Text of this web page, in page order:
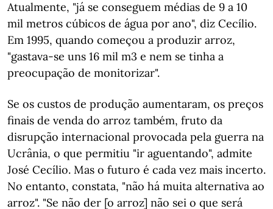
Atualmente, "já se conseguem médias de 9 a 10
mil metros cúbicos de água por ano", diz Cecílio.
Em 1995, quando começou a produzir arroz,
"gastava-se uns 16 mil m3 e nem se tinha a
preocupação de monitorizar".
Se os custos de produção aumentaram, os preços
finais de venda do arroz também, fruto da
disrupção internacional provocada pela guerra na
Ucrânia, o que permitiu "ir aguentando", admite
José Cecílio. Mas o futuro é cada vez mais incerto.
No entanto, constata, "não há muita alternativa ao
arroz". "Se não der [o arroz] não sei o que será